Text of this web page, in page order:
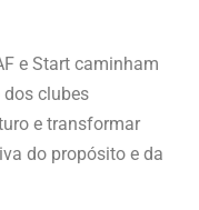
e Start caminham
clubes
e transformar
do propósito e da